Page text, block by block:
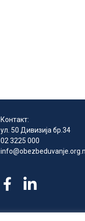
Контакт:
ул. 50 Дивизија бр.34
02 3225 000